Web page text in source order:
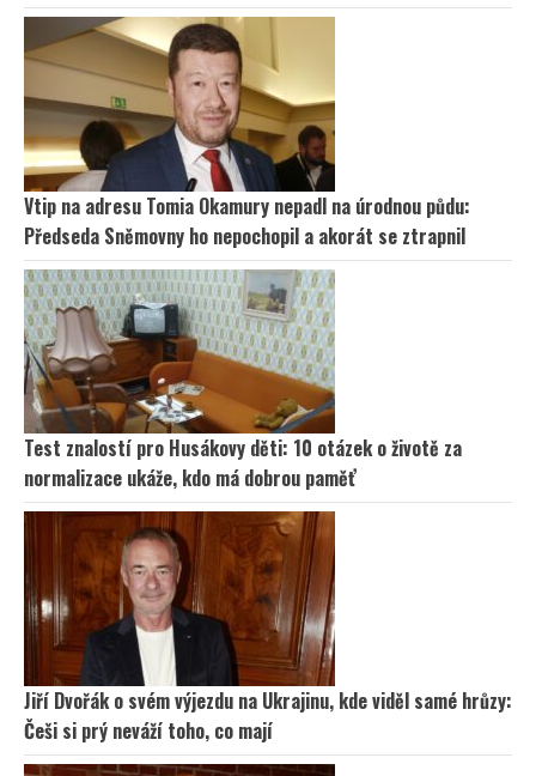
Vtip na adresu Tomia Okamury nepadl na úrodnou půdu:
Předseda Sněmovny ho nepochopil a akorát se ztrapnil
Test znalostí pro Husákovy děti: 10 otázek o životě za
normalizace ukáže, kdo má dobrou paměť
Jiří Dvořák o svém výjezdu na Ukrajinu, kde viděl samé hrůzy:
Češi si prý neváží toho, co mají